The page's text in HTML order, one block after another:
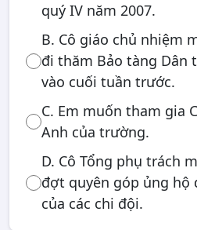
quý IV năm 2007.
B. Cô giáo chủ nhiệm
đi thăm Bảo tàng Dân
vào cuối tuần trước.
C. Em muốn tham gia
Anh của trường.
D. Cô Tổng phụ trách
đợt quyên góp ủng hộ
của các chi đội.